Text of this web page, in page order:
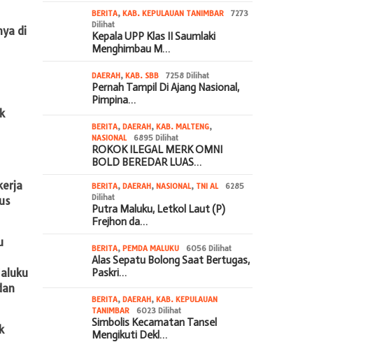
di
BERITA,KAB. KEPULAUAN TANIMBAR
7273
Dilihat
Kepala UPP Klas II Saumlaki
Menghimbau M…
DAERAH,KAB. SBB 7258 Dilihat
Pernah Tampil Di Ajang Nasional,
Pimpina…
BERITA,DAERAH,KAB. MALTENG,
NASIONAL
6895 Dilihat
ROKOK ILEGAL MERK OMNI
BOLD BEREDAR LUAS…
BERITA,DAERAH,NASIONAL, TNI AL
6285
Dilihat
Putra Maluku, Letkol Laut (P)
Frejhon da…
BERITA,PEMDA MALUKU 6056 Dilihat
Alas Sepatu Bolong Saat Bertugas,
Paskri…
BERITA,DAERAH,KAB. KEPULAUAN
TANIMBAR
6023 Dilihat
Simbolis Kecamatan Tansel
Mengikuti Dekl…